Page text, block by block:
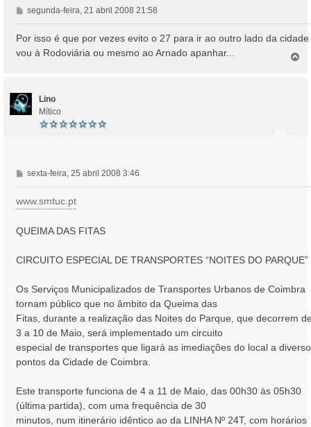
M
e
n
m
segunda-feira, 21 abril 2008 21:58
Por isso é que por vezes evito o 27 para ir ao outro lado da cidade
vou à Rodoviária ou mesmo ao Arnado apanhar...
Lino
Mítico
M
e
n
s
g
m
sexta-feira, 25 abril 2008 3:46
www.smtuc.pt
QUEIMA DAS FITAS
CIRCUITO ESPECIAL DE TRANSPORTES “NOITES DO PARQUE”
Os Serviços Municipalizados de Transportes Urbanos de Coimbra
tornam público que no âmbito da Queima das
Fitas, durante a realização das Noites do Parque, que decorrem
3 a 10 de Maio, será implementado um circuito
especial de transportes que ligará as imediações do local a
pontos da Cidade de Coimbra.
Este transporte funciona de 4 a 11 de Maio, das 00h30 às 05h30
(última partida), com uma frequência de 30
minutos, num itinerário idêntico ao da LINHA Nº 24T, com horários